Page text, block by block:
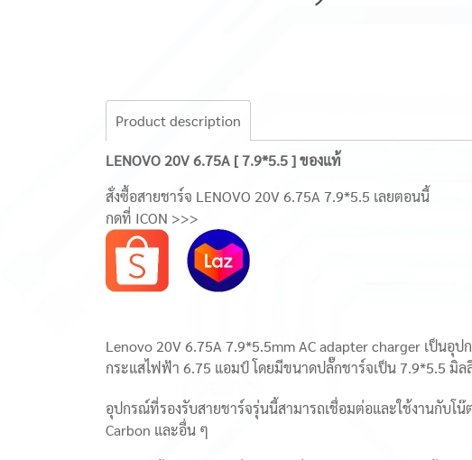
Product description
LENOVO 20V 6.75A [ 7.9*5.5 ] ของแท้
สั่งซื้อสายชาร์จ LENOVO 20V 6.75A 7.9*5.5 เลยตอนนี้
กดที่ ICON >>>
Lenovo 20V 6.75A 7.9*5.5mm AC adapter charger เป็น
กระแสไฟฟ้า 6.75 แอมป์ โดยมีขนาดปลั๊กชาร์จเป็น 7.9*5.5 มิล
อุปกรณ์ที่รองรับสายชาร์จรุ่นนี้สามารถเชื่อมต่อและใช้งานกับโ
Carbon และอื่น ๆ